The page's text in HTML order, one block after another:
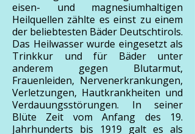
eisen- und magnesiumhaltigen
Heilquellen zählte es einst zu einem
der beliebtesten Bäder Deutschtirols.
Das Heilwasser wurde eingesetzt als
Trinkkur und für Bäder unter
anderem gegen Blutarmut,
Frauenleiden, Nervenerkrankungen,
Verletzungen, Hautkrankheiten und
Verdauungsstörungen. In seiner
Blüte Zeit vom Anfang des 19.
Jahrhunderts bis 1919 galt es als